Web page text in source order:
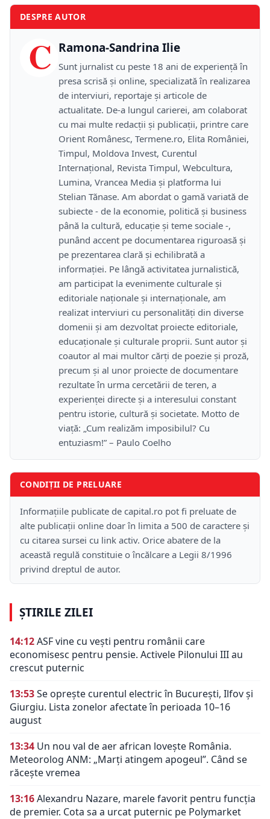
DESPRE AUTOR
C Ramona-Sandrina Ilie
Sunt jurnalist cu peste 18 ani de experiență în
presa scrisă și online, specializată în realizarea
de interviuri, reportaje și articole de
actualitate. De-a lungul carierei, am colaborat
cu mai multe redacții și publicații, printre care
Orient Românesc, Termene.ro, Elita României,
Timpul, Moldova Invest, Curentul
Internațional, Revista Timpul, Webcultura,
Lumina, Vrancea Media și platforma lui
Stelian Tănase. Am abordat o gamă variată de
subiecte - de la economie, politică și business
până la cultură, educație și teme sociale -,
punând accent pe documentarea riguroasă și
pe prezentarea clară și echilibrată a
informației. Pe lângă activitatea jurnalistică,
am participat la evenimente culturale și
editoriale naționale și internaționale, am
realizat interviuri cu personalități din diverse
domenii și am dezvoltat proiecte editoriale,
educaționale și culturale proprii. Sunt autor și
coautor al mai multor cărți de poezie și proză,
precum și al unor proiecte de documentare
rezultate în urma cercetării de teren, a
experienței directe și a interesului constant
pentru istorie, cultură și societate. Motto de
viață: „Cum realizăm imposibilul? Cu
entuziasm!” – Paulo Coelho
CONDIȚII DE PRELUARE
Informațiile publicate de capital.ro pot fi preluate de
alte publicații online doar în limita a 500 de caractere și
cu citarea sursei cu link activ. Orice abatere de la
această regulă constituie o încălcare a Legii 8/1996
privind dreptul de autor.
ȘTIRILE ZILEI
14:12ASF vine cu vești pentru românii care
economisesc pentru pensie. Activele Pilonului III au
crescut puternic
13:53Se oprește curentul electric în București, Ilfov și
Giurgiu. Lista zonelor afectate în perioada 10–16
august
13:34 Un nou val de aer african lovește România.
Meteorolog ANM: „Marți atingem apogeul”. Când se
răcește vremea
13:16Alexandru Nazare, marele favorit pentru funcția
de premier. Cota sa a urcat puternic pe Polymarket